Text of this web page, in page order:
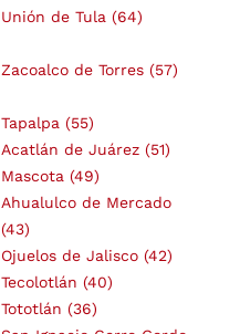
Unión de Tula (64)
Zacoalco de Torres (57)
Tapalpa (55)
Acatlán de Juárez (51)
Mascota (49)
Ahualulco de Mercado
(43)
Ojuelos de Jalisco (42)
Tecolotlán (40)
Tototlán (36)